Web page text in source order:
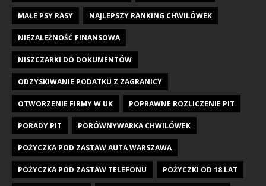
MAŁE PSY RASY NAJLEPSZY RANKING CHWILÓWEK
NIEZALEŻNOŚĆ FINANSOWA
NISZCZARKI DO DOKUMENTÓW
ODZYSKIWANIE PODATKU Z ZAGRANICY
OTWORZENIE FIRMY W UK POPRAWNE ROZLICZENIE PIT
PORADY PIT PORÓWNYWARKA CHWILÓWEK
POŻYCZKA POD ZASTAW AUTA WARSZAWA
POŻYCZKA POD ZASTAW TELEFONU POŻYCZKI OD 18 LAT